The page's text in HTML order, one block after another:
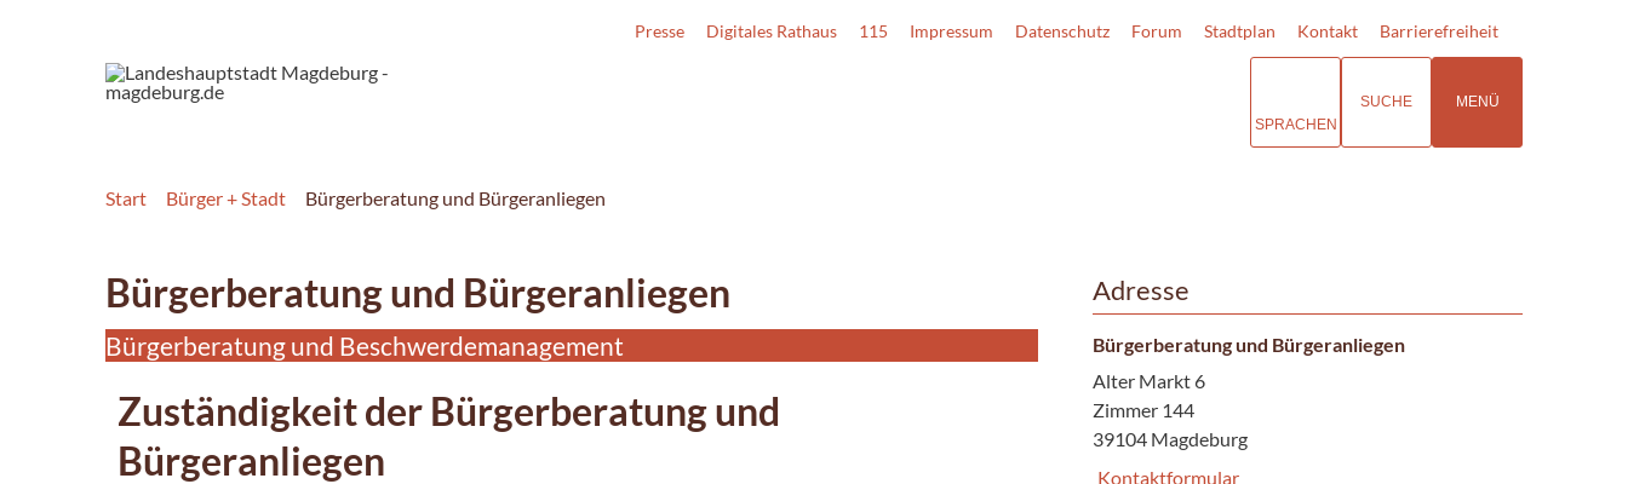
Presse Digitales Rathaus 115 Impressum Datenschutz Forum Stadtplan Kontakt Barrierefreiheit
SPRACHEN
SUCHE MENÜ
Start Bürger + Stadt Bürgerberatung und Bürgeranliegen
Bürgerberatung und Bürgeranliegen
Bürgerberatung und Beschwerdemanagement
Zuständigkeit der Bürgerberatung und
Bürgeranliegen
Adresse
Bürgerberatung und Bürgeranliegen
Alter Markt 6
Zimmer 144
39104 Magdeburg
Kontaktformular